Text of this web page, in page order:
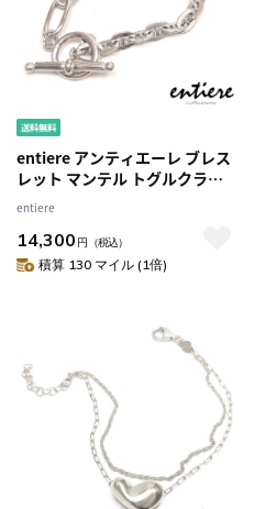
entiere アンティエーレ ブレス
レット マンテル トグルクラス
プ Tバー 平マリンチェーン クリ
925 ロジウムコーティング
entiere
14,300 円 （税込）
積算 130 マイル (1倍)